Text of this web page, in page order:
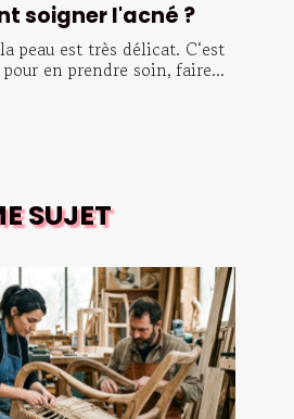
soigner l'acné ?
peau est très délicat. C‘est
en prendre soin, faire...
SUJET